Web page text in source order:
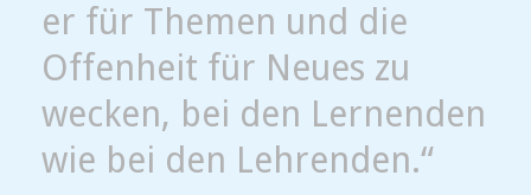
er für Themen und die
Offenheit für Neues zu
wecken, bei den Lernenden
wie bei den Lehrenden.“